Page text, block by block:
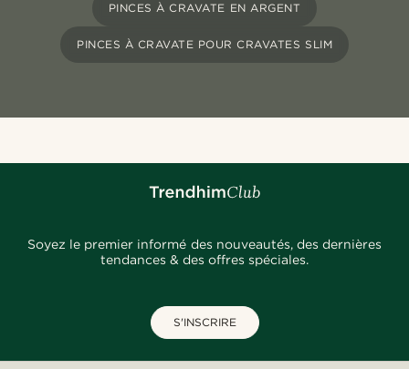
PINCES À CRAVATE EN ARGENT
PINCES À CRAVATE POUR CRAVATES SLIM
Soyez le premier informé des nouveautés, des dernières
tendances & des offres spéciales.
S'INSCRIRE